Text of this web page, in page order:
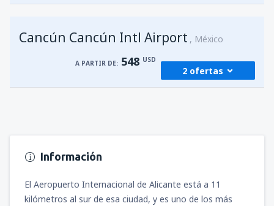
Cancún Cancún Intl Airport México
A PARTIR DE: 548 USD
2 ofertas
(MGA)
A PARTIR DE: USD
Información
El Aeropuerto Internacional de Alicante está a 11
kilómetros al sur de esa ciudad, y es uno de los más